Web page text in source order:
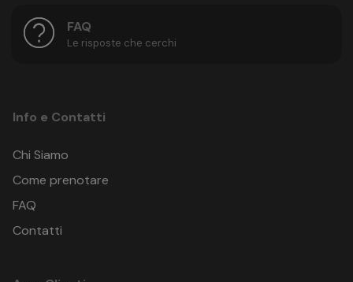
FAQ
Le risposte che cerchi
Info e Contatti
Chi Siamo
Come prenotare
FAQ
Contatti